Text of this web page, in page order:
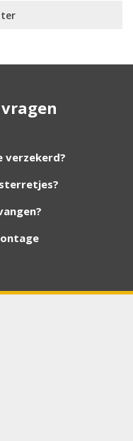
toevoegen van
dat wij deze wel
wij nemen
en uw auto
verzekerd?